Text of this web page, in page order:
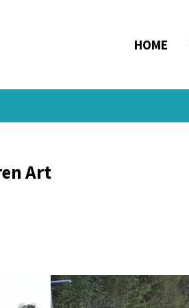
HOME
Art
Show larger version